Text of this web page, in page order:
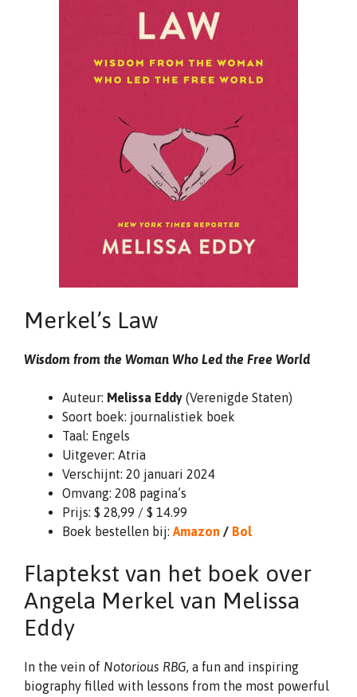
Merkel’s Law
Wisdom from the Woman Who Led the Free World
Auteur: Melissa Eddy (Verenigde Staten)
Soort boek: journalistiek boek
Taal: Engels
Uitgever: Atria
Verschijnt: 20 januari 2024
Omvang: 208 pagina’s
Prijs: $ 28,99 / $ 14.99
Boek bestellen bij: Amazon / Bol
Flaptekst van het boek over
Angela Merkel van Melissa
Eddy
In the vein of Notorious RBG, a fun and inspiring
biography filled with lessons from the most powerful